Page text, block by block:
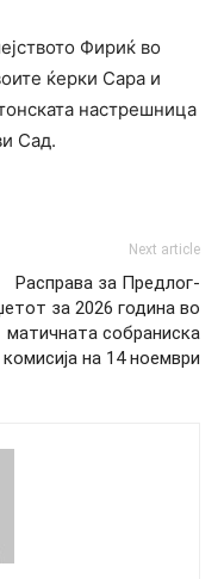
Фириќ во
ќерки Сара и
настрешница
Сад.
Next article
Расправа за Предлог-
за 2026 година во
матичната собраниска
комисија на 14 ноември